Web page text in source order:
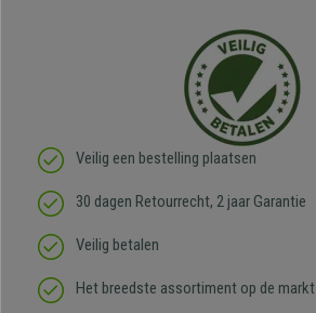
Veilig een bestelling plaatsen
30 dagen Retourrecht, 2 jaar Garantie
Veilig betalen
Het breedste assortiment op de markt